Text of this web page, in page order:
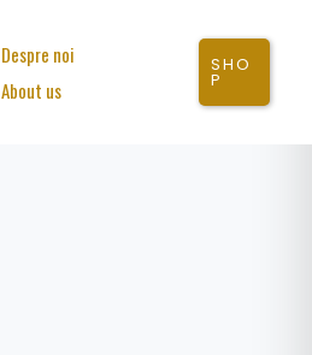
Despre noi
About us
SHO
P